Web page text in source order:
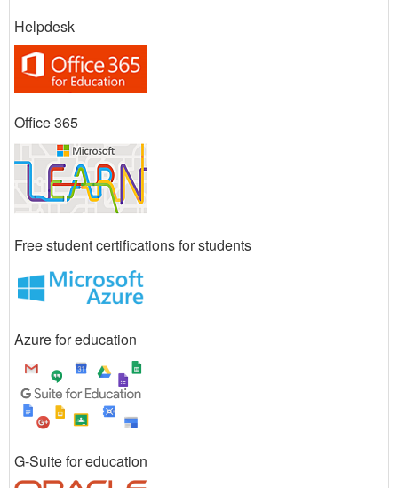
Helpdesk
Office 365
Free student certifications for students
Azure for education
G-Suite for education